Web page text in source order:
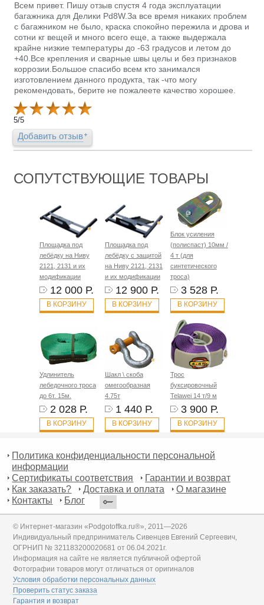
Всем привет. Пишу отзыв спустя 4 года эксплуатации
багажника для Делики Pd8W.За все время никаких проблем
с багажником не было, краска спокойно пережила и дрова и
сотни кг вещей и много всего еще, а также выдержала
крайне низкие температуры до -63 градусов и летом до
+40.Все крепления и сварные швы целы и без признаков
коррозии.Большое спасибо всем кто занимался
изготовлением данного продукта, так -что могу
рекомендовать, берите не пожалеете качество хорошее.
5/5
Добавить отзыв
СОПУТСТВУЮЩИЕ ТОВАРЫ
Площадка под
лебёдку на Ниву
2121, 2131 и их
модификации
12 000 Р.
В КОРЗИНУ
Площадка под
лебёдку с защитой
на Ниву 2121, 2131
и их модификации
12 900 Р.
В КОРЗИНУ
Блок усиления
(полиспаст) 10мм /
4 т (для
синтетического
троса)
3 528 Р.
В КОРЗИНУ
Удлинитель
лебедочного троса
до 6т. 15м.
2 028 Р.
В КОРЗИНУ
Шакл \ скоба
омегообразная
4.75т
1 440 Р.
В КОРЗИНУ
Трос
буксировочный
Telawei 14 т/9 м
3 900 Р.
В КОРЗИНУ
Политика конфиденциальности персональной
информации
Сертификаты соответствия
Гарантии и возврат
Как заказать?
Доставка и оплата
О магазине
Контакты
Блог
© Интернет-магазин «Podgotoffka.ru®», 2011—2026
Индивидуальный предприниматель Сивенцев Евгений Сергеевич,
ОГРНИП № 321183200020681 от 06.04.2021г.
Информация на сайте не является публичной офертой
Фотографии товаров могут отличаться от оригиналов
Условия обработки персональных данных
Проверить статус заказа
Гарантия и возврат